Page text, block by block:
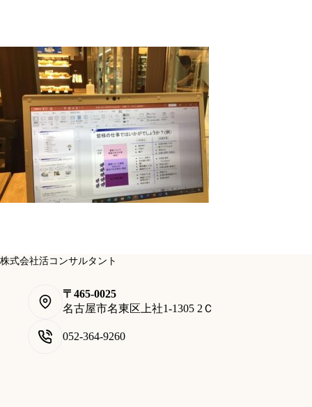
株式会社活コンサルタント
〒465-0025
名古屋市名東区上社1-1305 2Ｃ
052-364-9260